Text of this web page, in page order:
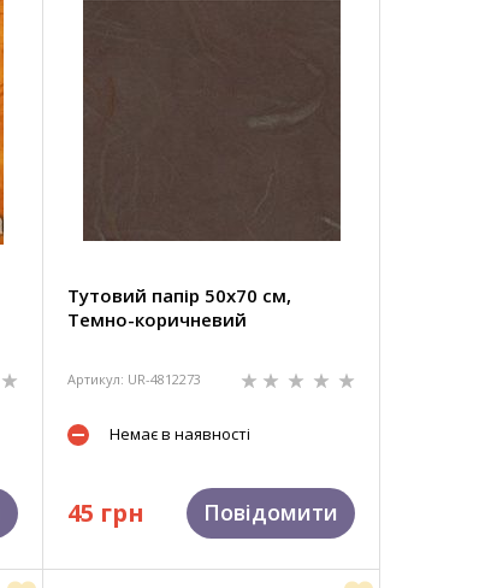
Тутовий папір 50х70 см,
Темно-коричневий
Артикул: UR-4812273
Немає в наявності
45 грн Повідомити